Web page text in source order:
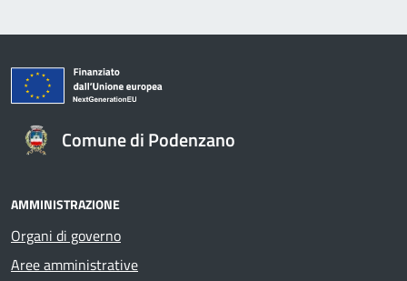
Comune di Podenzano
AMMINISTRAZIONE
Organi di governo
Aree amministrative